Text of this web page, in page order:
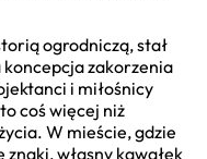
ogrodniczą, stał
zakorzenia
i miłośnicy
coś więcej niż
W mieście, gdzie
własny kawałek